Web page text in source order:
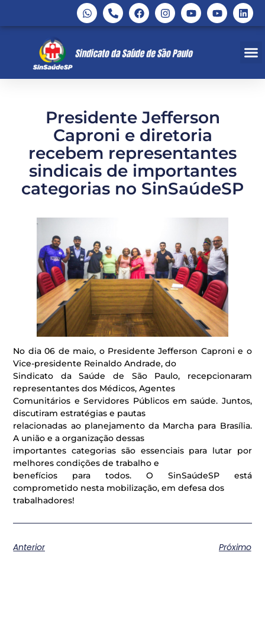
Presidente Jefferson
Caproni e diretoria
recebem representantes
sindicais de importantes
categorias no SinSaúdeSP
No dia 06 de maio, o Presidente Jefferson Caproni e o
Vice-presidente Reinaldo Andrade, do
Sindicato da Saúde de São Paulo, recepcionaram
representantes dos Médicos, Agentes
Comunitários e Servidores Públicos em saúde. Juntos,
discutiram estratégias e pautas
relacionadas ao planejamento da Marcha para Brasília.
A união e a organização dessas
importantes categorias são essenciais para lutar por
melhores condições de trabalho e
benefícios para todos. O SinSaúdeSP está
comprometido nesta mobilização, em defesa dos
trabalhadores!
Anterior Próximo